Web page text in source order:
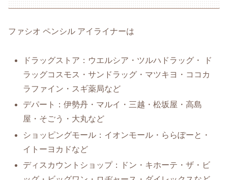
ファシオ ペンシル アイライナーは
ドラッグストア：ウエルシア・ツルハドラッグ・ ド
ラッグコスモス・サンドラッグ・マツキヨ・ココカ
ラファイン・スギ薬局など
デパート：伊勢丹・マルイ・三越・松坂屋・高島
屋・そごう・大丸など
ショッピングモール：イオンモール・ららぽーと・
イトーヨカドなど
ディスカウントショップ：ドン・キホーテ・ザ・ビ